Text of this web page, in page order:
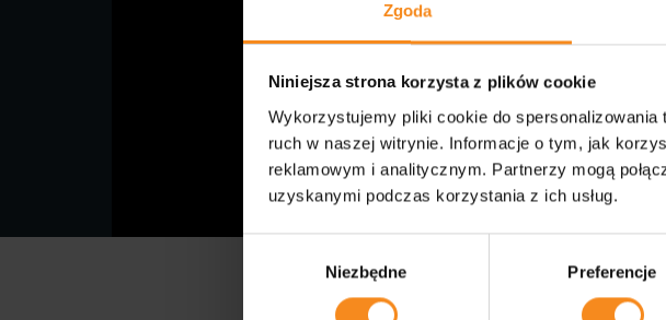
Zgoda
Niniejsza strona korzysta z plików cookie
Wykorzystujemy pliki cookie do
ruch w naszej witrynie. Informacje o tym, jak
reklamowym i analitycznym. Partnerzy mogą
uzyskanymi podczas korzystania z ich usług.
Niezbędne Preferencje